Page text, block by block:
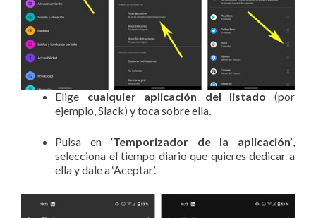
Elige cualquier aplicación del listado (por
ejemplo, Slack) y toca sobre ella.
Pulsa en ‘Temporizador de la aplicación’
selecciona el tiempo diario que quieres dedicar a
ella y dale a ‘Aceptar’.